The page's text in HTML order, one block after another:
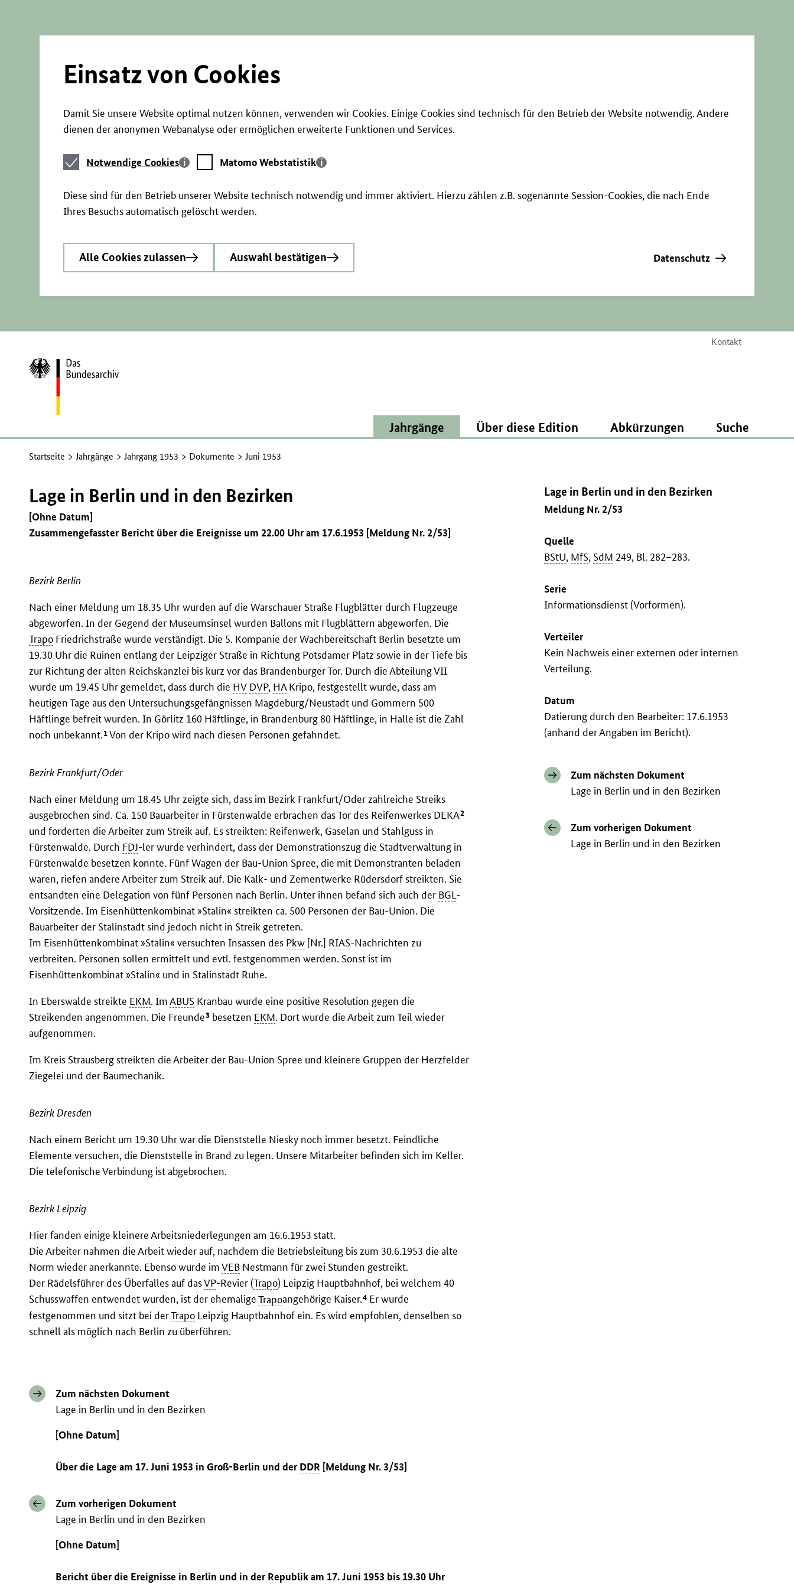
Einsatz von Cookies
Damit Sie unsere Website optimal nutzen können, verwenden wir Cookies. Einige Cookies sind technisch für den Betrieb der Website notwendig. Andere
dienen der anonymen Webanalyse oder ermöglichen erweiterte Funktionen und Services.
Notwendige
Cookies
Notwendige Cookies
Matomo
Webstatistik
Matomo Webstatistik
Diese sind für den Betrieb unserer Website technisch notwendig und immer aktiviert. Hierzu zählen z.B. sogenannte Session-Cookies, die nach Ende
Ihres Besuchs automatisch gelöscht werden.
Alle Cookies zulassen Auswahl bestätigen Datenschutz
Kontakt
Zur
Startseite
Jahrgänge Über diese Edition Abkürzungen Suche
Startseite Jahrgänge Jahrgang 1953 Dokumente Juni 1953
Lage in Berlin und in den Bezirken
Meldung Nr. 2/53
Quelle
BStU, MfS, SdM 249, Bl. 282–283.
Serie
Informationsdienst (Vorformen).
Verteiler
Kein Nachweis einer externen oder internen
Verteilung.
Datum
Datierung durch den Bearbeiter: 17.6.1953
(anhand der Angaben im Bericht).
Zum nächsten Dokument
Lage in Berlin und in den Bezirken
Zum vorherigen Dokument
Lage in Berlin und in den Bezirken
Lage in Berlin und in den Bezirken
[Ohne Datum]
Zusammengefasster Bericht über die Ereignisse um 22.00 Uhr am 17.6.1953 [Meldung Nr. 2/53]
Bezirk Berlin
Nach einer Meldung um 18.35 Uhr wurden auf die Warschauer Straße Flugblätter durch Flugzeuge
abgeworfen. In der Gegend der Museumsinsel wurden Ballons mit Flugblättern abgeworfen. Die
Trapo Friedrichstraße wurde verständigt. Die 5. Kompanie der Wachbereitschaft Berlin besetzte um
19.30 Uhr die Ruinen entlang der Leipziger Straße in Richtung Potsdamer Platz sowie in der Tiefe bis
zur Richtung der alten Reichskanzlei bis kurz vor das Brandenburger Tor. Durch die Abteilung VII
wurde um 19.45 Uhr gemeldet, dass durch die HV DVP, HAKripo, festgestellt wurde, dass am
heutigen Tage aus den Untersuchungsgefängnissen Magdeburg/Neustadt und Gommern 500
Häftlinge befreit wurden. In Görlitz 160 Häftlinge, in Brandenburg 80 Häftlinge, in Halle ist die Zahl
noch unbekannt.1Von der Kripo wird nach diesen Personen gefahndet.
Bezirk Frankfurt/Oder
Nach einer Meldung um 18.45 Uhr zeigte sich, dass im Bezirk Frankfurt/Oder zahlreiche Streiks
ausgebrochen sind. Ca. 150 Bauarbeiter in Fürstenwalde erbrachen das Tor des Reifenwerkes DEKA2
und forderten die Arbeiter zum Streik auf. Es streikten: Reifenwerk, Gaselan und Stahlguss in
Fürstenwalde. Durch FDJ-ler wurde verhindert, dass der Demonstrationszug die Stadtverwaltung in
Fürstenwalde besetzen konnte. Fünf Wagen der Bau-Union Spree, die mit Demonstranten beladen
waren, riefen andere Arbeiter zum Streik auf. Die Kalk- und Zementwerke Rüdersdorf streikten. Sie
entsandten eine Delegation von fünf Personen nach Berlin. Unter ihnen befand sich auch der BGL -
Vorsitzende. Im Eisenhüttenkombinat »Stalin« streikten ca. 500 Personen der Bau-Union. Die
Bauarbeiter der Stalinstadt sind jedoch nicht in Streik getreten.
Im Eisenhüttenkombinat »Stalin« versuchten Insassen des Pkw [Nr.] RIAS-Nachrichten zu
verbreiten. Personen sollen ermittelt und evtl. festgenommen werden. Sonst ist im
Eisenhüttenkombinat »Stalin« und in Stalinstadt Ruhe.
In Eberswalde streikte EKM. ImABUS Kranbau wurde eine positive Resolution gegen die
Streikenden angenommen. Die Freunde3 besetzen EKM. Dort wurde die Arbeit zum Teil wieder
aufgenommen.
Im Kreis Strausberg streikten die Arbeiter der Bau-Union Spree und kleinere Gruppen der Herzfelder
Ziegelei und der Baumechanik.
Bezirk Dresden
Nach einem Bericht um 19.30 Uhr war die Dienststelle Niesky noch immer besetzt. Feindliche
Elemente versuchen, die Dienststelle in Brand zu legen. Unsere Mitarbeiter befinden sich im Keller.
Die telefonische Verbindung ist abgebrochen.
Bezirk Leipzig
Hier fanden einige kleinere Arbeitsniederlegungen am 16.6.1953 statt.
Die Arbeiter nahmen die Arbeit wieder auf, nachdem die Betriebsleitung bis zum 30.6.1953 die alte
Norm wieder anerkannte. Ebenso wurde imVEB Nestmann für zwei Stunden gestreikt.
Der Rädelsführer des Überfalles auf dasVP-Revier (Trapo) Leipzig Hauptbahnhof, bei welchem 40
Schusswaffen entwendet wurden, ist der ehemaligeTrapoangehörige Kaiser.4 Er wurde
festgenommen und sitzt bei derTrapo Leipzig Hauptbahnhof ein. Es wird empfohlen, denselben so
schnell als möglich nach Berlin zu überführen.
Zum nächsten Dokument
Lage in Berlin und in den Bezirken
[Ohne Datum]
Über die Lage am 17. Juni 1953 in Groß-Berlin und derDDR [Meldung Nr. 3/53]
Zum vorherigen Dokument
Lage in Berlin und in den Bezirken
[Ohne Datum]
Bericht über die Ereignisse in Berlin und in der Republik am 17. Juni 1953 bis 19.30 Uhr